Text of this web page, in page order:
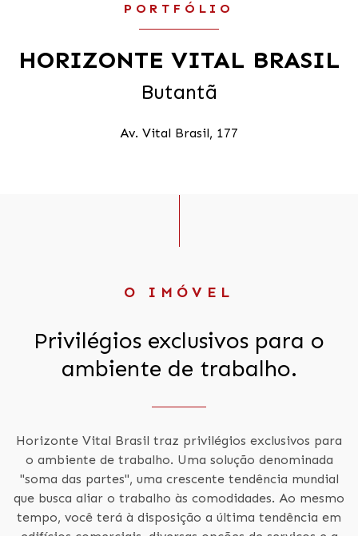
PORTFÓLIO
HORIZONTE VITAL BRASIL
Butantã
Av. Vital Brasil, 177
O IMÓVEL
Privilégios exclusivos para o
ambiente de trabalho.
Horizonte Vital Brasil traz privilégios exclusivos para
o ambiente de trabalho. Uma solução denominada
"soma das partes", uma crescente tendência mundial
que busca aliar o trabalho às comodidades. Ao mesmo
tempo, você terá à disposição a última tendência em